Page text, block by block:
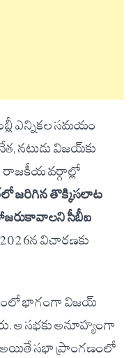
ఎన్నికల సమయం
నటుడు విజయ్‌కు
వర్గాల్లో
జరిగిన తొక్కిసలాట
సీబీఐ
విచారణకు
భాగంగా విజయ్
ఆ సభకు అనూహ్యంగా
అయితే సభా ప్రాంగణంలో